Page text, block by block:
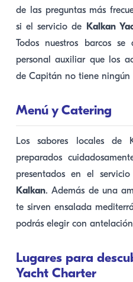
de las preguntas más
si el servicio de Kalkan
Todos nuestros barcos
personal auxiliar que los
de Capitán no tiene ningún
Menú y Catering
Los sabores locales de
preparados
presentados en el
Kalkan. Además de una
te sirven ensalada
podrás elegir con
Lugares para
Yacht Charter